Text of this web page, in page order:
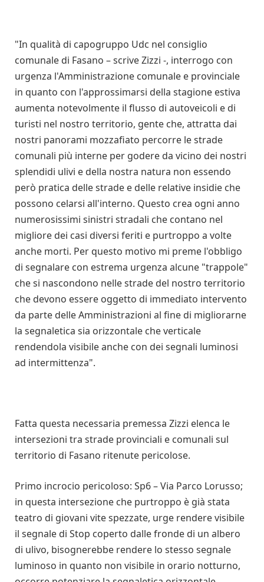
"In qualità di capogruppo Udc nel consiglio
comunale di Fasano – scrive Zizzi -, interrogo con
urgenza l'Amministrazione comunale e provinciale
in quanto con l'approssimarsi della stagione estiva
aumenta notevolmente il flusso di autoveicoli e di
turisti nel nostro territorio, gente che, attratta dai
nostri panorami mozzafiato percorre le strade
comunali più interne per godere da vicino dei nostri
splendidi ulivi e della nostra natura non essendo
però pratica delle strade e delle relative insidie che
possono celarsi all'interno. Questo crea ogni anno
numerosissimi sinistri stradali che contano nel
migliore dei casi diversi feriti e purtroppo a volte
anche morti. Per questo motivo mi preme l'obbligo
di segnalare con estrema urgenza alcune "trappole"
che si nascondono nelle strade del nostro territorio
che devono essere oggetto di immediato intervento
da parte delle Amministrazioni al fine di migliorarne
la segnaletica sia orizzontale che verticale
rendendola visibile anche con dei segnali luminosi
ad intermittenza".
Fatta questa necessaria premessa Zizzi elenca le
intersezioni tra strade provinciali e comunali sul
territorio di Fasano ritenute pericolose.
Primo incrocio pericoloso: Sp6 – Via Parco Lorusso;
in questa intersezione che purtroppo è già stata
teatro di giovani vite spezzate, urge rendere visibile
il segnale di Stop coperto dalle fronde di un albero
di ulivo, bisognerebbe rendere lo stesso segnale
luminoso in quanto non visibile in orario notturno,